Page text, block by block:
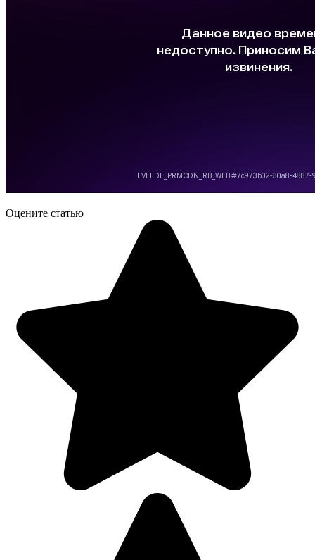
Оцените статью